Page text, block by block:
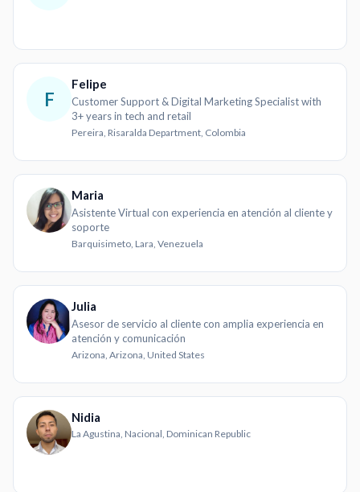
F
Felipe
Customer Support & Digital Marketing Specialist with
3+ years in tech and retail
Pereira, Risaralda Department, Colombia
Maria
Asistente Virtual con experiencia en atención al cliente y
soporte
Barquisimeto, Lara, Venezuela
Julia
Asesor de servicio al cliente con amplia experiencia en
atención y comunicación
Arizona, Arizona, United States
Nidia
La Agustina, Nacional, Dominican Republic